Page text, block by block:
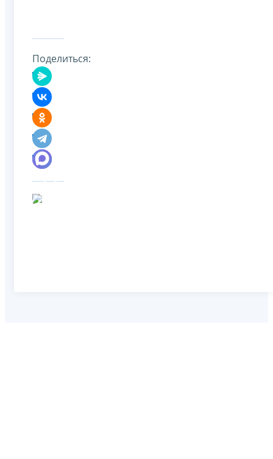
Поделиться: